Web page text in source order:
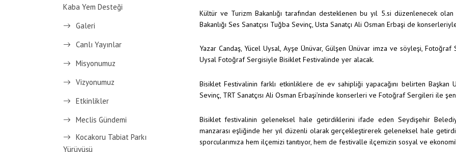
Kaba Yem Desteği
Galeri
Canlı Yayınlar
Misyonumuz
Vizyonumuz
Etkinlikler
Meclis Gündemi
Kocakoru Tabiat Parkı
Yürüyüşü
Kültür ve Turizm Bakanlığı tarafından desteklenen bu yıl 5.si düzenlenecek
Bakanlığı Ses Sanatçısı Tuğba Sevinç, Usta Sanatçı Ali Osman Erbaşi de
Yazar Candaş, Yücel Uysal, Ayşe Ünüvar, Gülşen Ünüvar imza ve söyleşi, Fotoğraf
Uysal Fotoğraf Sergisiyle Bisiklet Festivalinde yer alacak.
Bisiklet Festivalinin farklı etkinliklere de ev sahipliği yapacağını belirten Başkan
Sevinç, TRT Sanatçısı Ali Osman Erbaşi’ninde konserleri ve Fotoğraf Sergileri ile
Bisiklet festivalinin geleneksel hale getirdiklerini ifade eden Seydişehir
manzarası eşliğinde her yıl düzenli olarak gerçekleştirerek geleneksel hale
sporcularımıza hem ilçemizi tanıtıyor, hem de festivalle ilçemizin sosyal ve